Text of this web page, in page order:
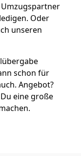
Oder
unseren
schon für
Angebot?
eine große